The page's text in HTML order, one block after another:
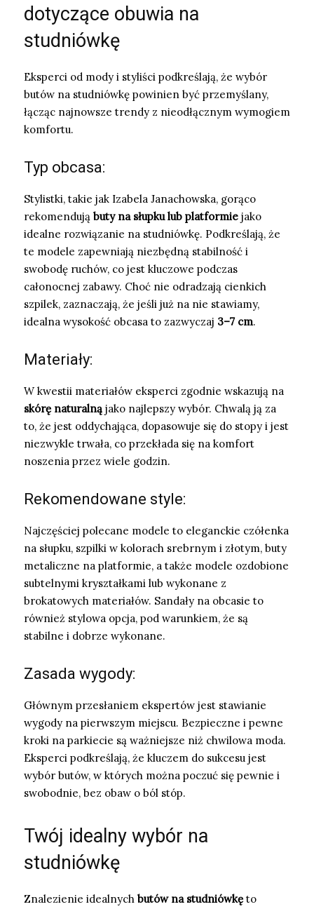
dotyczące obuwia na
studniówkę
Eksperci od mody i styliści podkreślają, że wybór
butów na studniówkę powinien być przemyślany,
łącząc najnowsze trendy z nieodłącznym wymogiem
komfortu.
Typ obcasa:
Stylistki, takie jak Izabela Janachowska, gorąco
rekomendują buty na słupku lub platformie jako
idealne rozwiązanie na studniówkę. Podkreślają, że
te modele zapewniają niezbędną stabilność i
swobodę ruchów, co jest kluczowe podczas
całonocnej zabawy. Choć nie odradzają cienkich
szpilek, zaznaczają, że jeśli już na nie stawiamy,
idealna wysokość obcasa to zazwyczaj 3–7 cm.
Materiały:
W kwestii materiałów eksperci zgodnie wskazują na
skórę naturalną jako najlepszy wybór. Chwalą ją za
to, że jest oddychająca, dopasowuje się do stopy i jest
niezwykle trwała, co przekłada się na komfort
noszenia przez wiele godzin.
Rekomendowane style:
Najczęściej polecane modele to eleganckie czółenka
na słupku, szpilki w kolorach srebrnym i złotym, buty
metaliczne na platformie, a także modele ozdobione
subtelnymi kryształkami lub wykonane z
brokatowych materiałów. Sandały na obcasie to
również stylowa opcja, pod warunkiem, że są
stabilne i dobrze wykonane.
Zasada wygody:
Głównym przesłaniem ekspertów jest stawianie
wygody na pierwszym miejscu. Bezpieczne i pewne
kroki na parkiecie są ważniejsze niż chwilowa moda.
Eksperci podkreślają, że kluczem do sukcesu jest
wybór butów, w których można poczuć się pewnie i
swobodnie, bez obaw o ból stóp.
Twój idealny wybór na
studniówkę
Znalezienie idealnych butów na studniówkę to